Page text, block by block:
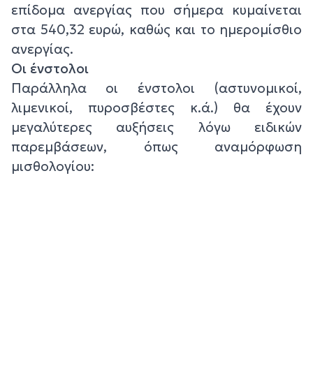
επίδομα ανεργίας που σήμερα κυμαίνεται
στα 540,32 ευρώ, καθώς και το ημερομίσθιο
ανεργίας.
Οι ένστολοι
Παράλληλα οι ένστολοι (αστυνομικοί,
λιμενικοί, πυροσβέστες κ.ά.) θα έχουν
μεγαλύτερες αυξήσεις λόγω ειδικών
παρεμβάσεων, όπως αναμόρφωση
μισθολογίου: